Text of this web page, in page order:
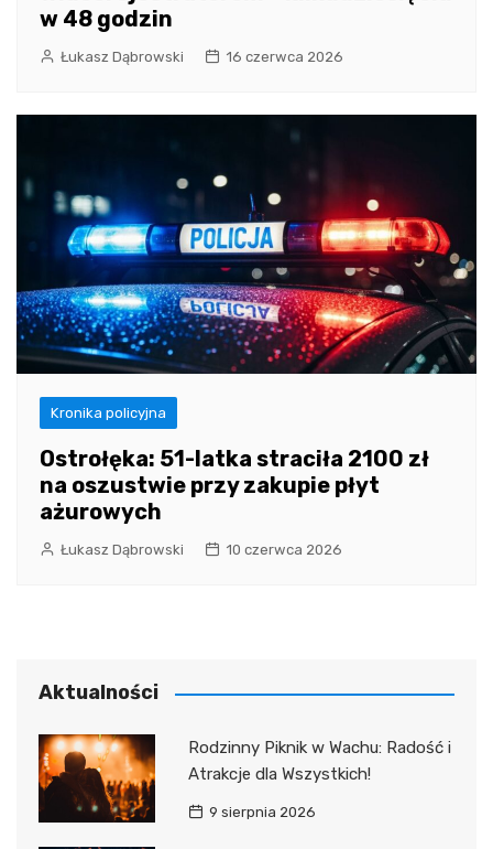
w 48 godzin
Łukasz Dąbrowski 16 czerwca 2026
Kronika policyjna
Ostrołęka: 51-latka straciła 2100 zł
na oszustwie przy zakupie płyt
ażurowych
Łukasz Dąbrowski 10 czerwca 2026
Aktualności
Rodzinny Piknik w Wachu: Radość i
Atrakcje dla Wszystkich!
9 sierpnia 2026